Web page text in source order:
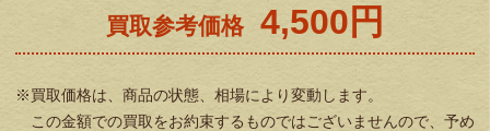
買取参考価格 4,500円
※買取価格は、商品の状態、相場により変動します。
この金額での買取をお約束するものではございませんので、予め